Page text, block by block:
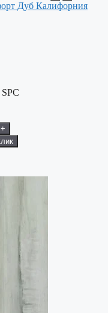
Дуб Калифорния
+